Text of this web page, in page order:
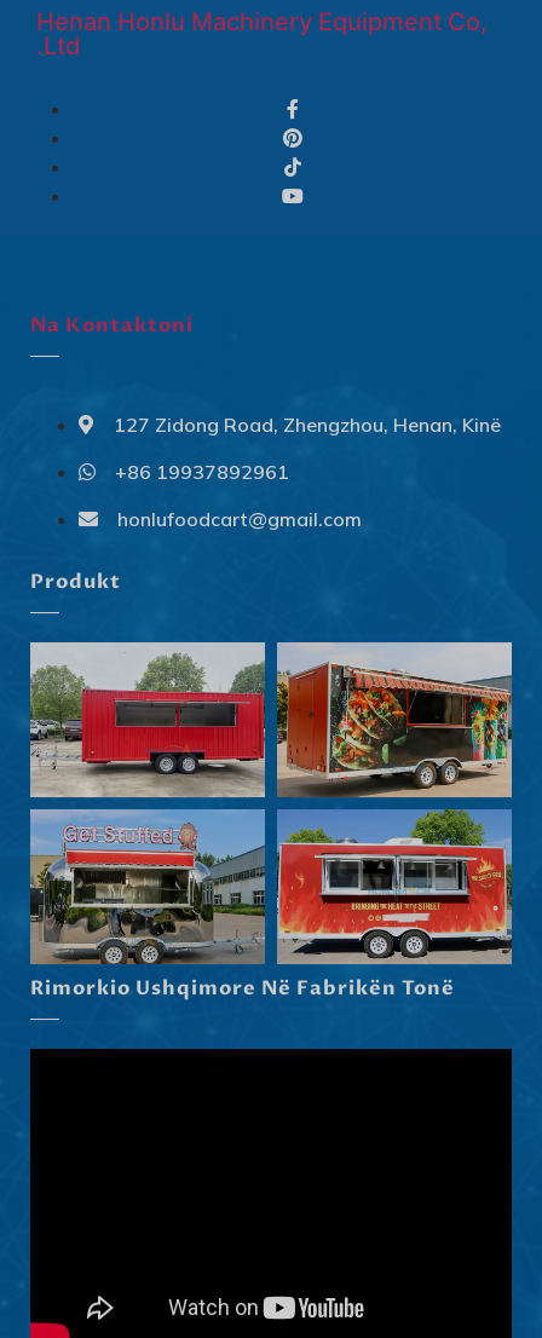
Henan Honlu Machinery Equipment Co,
.Ltd
Na Kontaktoni
127 Zidong Road, Zhengzhou, Henan, Kinë
+86 19937892961
honlufoodcart@gmail.com
Produkt
Rimorkio Ushqimore Në Fabrikën Tonë
Português
Slovenščina
Latviešu valoda
Dansk
Hrvatski
Српски језик
Norsk nynorsk
Maori
Eesti
Български
Slovenčina